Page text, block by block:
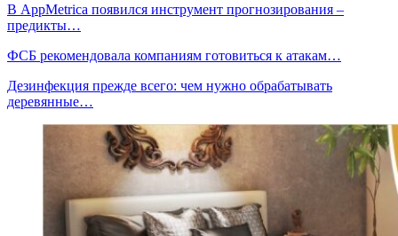
В AppMetrica появился инструмент прогнозирования –
предикты…
ФСБ рекомендовала компаниям готовиться к атакам…
Дезинфекция прежде всего: чем нужно обрабатывать
деревянные…